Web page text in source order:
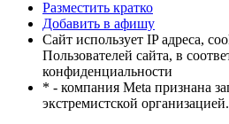
Разместить кратко
Добавить в афишу
Сайт использует IP адреса,
Пользователей сайта, в
конфиденциальности
* - компания Meta признана
экстремистской организацией.